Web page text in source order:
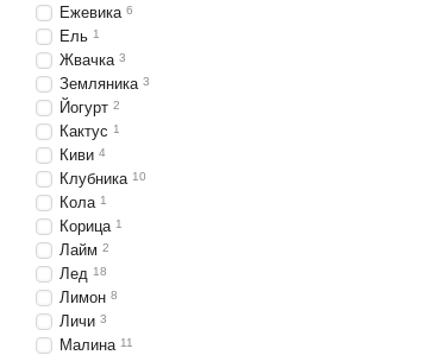
Ежевика 6
Ель 1
Жвачка 3
Земляника 3
Йогурт 2
Кактус 1
Киви 4
Клубника 10
Кола 1
Корица 1
Лайм 2
Лед 18
Лимон 8
Личи 3
Малина 11